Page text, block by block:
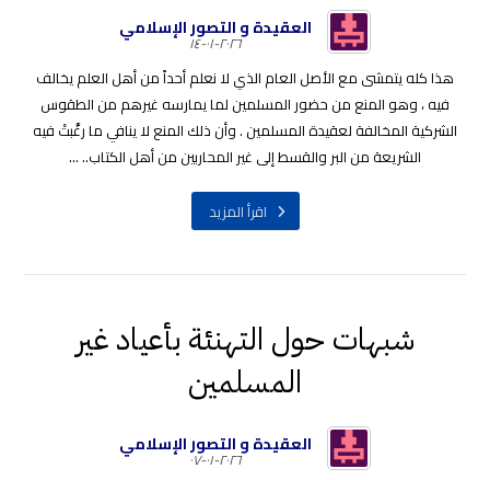
العقيدة و التصور الإسلامي
٢٠٢٦-٠١-١٤
هذا كله يتمشى مع الأصل العام الذي لا نعلم أحداً من أهل العلم يخالف
فيه ، وهو المنع من حضور المسلمين لما يمارسه غيرهم من الطقوس
الشركية المخالفة لعقيدة المسلمين . وأن ذلك المنع لا ينافي ما رغَّبتْ فيه
الشريعة من البر والقسط إلى غير المحاربين من أهل الكتاب.. ...
اقرأ المزيد
شبهات حول التهنئة بأعياد غير
المسلمين
العقيدة و التصور الإسلامي
٢٠٢٦-٠١-٠٧